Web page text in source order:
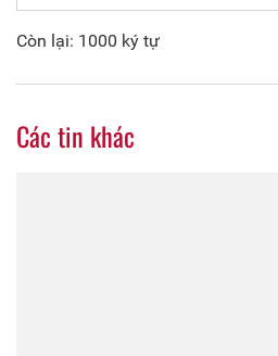
Còn lại: 1000 ký tự
Các tin khác